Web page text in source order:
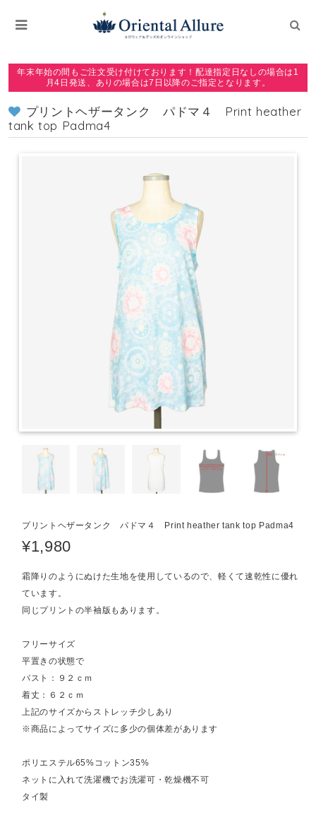
年末年始の間もご注文受け付けております！配達指定日なしの場合は1
月4日発送、ありの場合は7日以降のご指定となります。
プリントヘザータンク パドマ４ Print heather
tank top Padma4
プリントヘザータンク パドマ４ Print heather tank top Padma4
¥1,980
霜降りのようにぬけた生地を使用しているので、軽くて速乾性に優れ
ています。
同じプリントの半袖版もあります。
フリーサイズ
平置きの状態で
バスト：９２ｃｍ
着丈：６２ｃｍ
上記のサイズからストレッチ少しあり
※商品によってサイズに多少の個体差があります
ポリエステル65%コットン35%
ネットに入れて洗濯機でお洗濯可・乾燥機不可
タイ製